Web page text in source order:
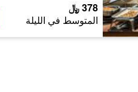
378 ﷼
المتوسط في الليلة